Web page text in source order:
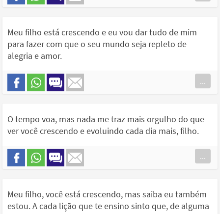
Meu filho está crescendo e eu vou dar tudo de mim
para fazer com que o seu mundo seja repleto de
alegria e amor.
...
O tempo voa, mas nada me traz mais orgulho do que
ver você crescendo e evoluindo cada dia mais, filho.
...
Meu filho, você está crescendo, mas saiba eu também
estou. A cada lição que te ensino sinto que, de alguma